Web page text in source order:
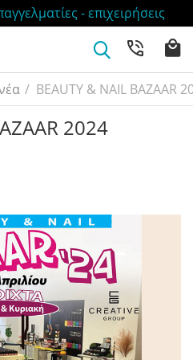
- επιχειρήσεις
/ BEAUTY & NAIL BAZAAR
2024